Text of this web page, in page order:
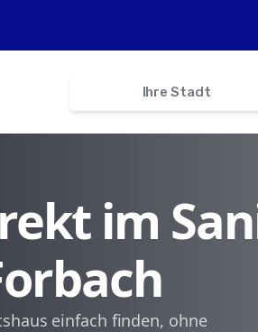
Ihre Stadt
Weisenbach
Gernsbach
im
einfach finden, ohne